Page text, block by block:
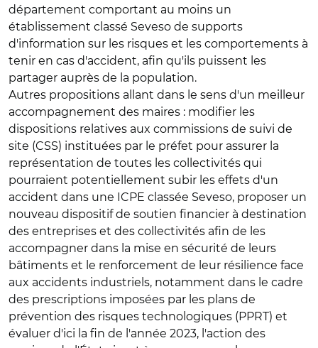
département comportant au moins un
établissement classé Seveso de supports
d'information sur les risques et les comportements à
tenir en cas d'accident, afin qu'ils puissent les
partager auprès de la population.
Autres propositions allant dans le sens d'un meilleur
accompagnement des maires : modifier les
dispositions relatives aux commissions de suivi de
site (CSS) instituées par le préfet pour assurer la
représentation de toutes les collectivités qui
pourraient potentiellement subir les effets d'un
accident dans une ICPE classée Seveso, proposer un
nouveau dispositif de soutien financier à destination
des entreprises et des collectivités afin de les
accompagner dans la mise en sécurité de leurs
bâtiments et le renforcement de leur résilience face
aux accidents industriels, notamment dans le cadre
des prescriptions imposées par les plans de
prévention des risques technologiques (PPRT) et
évaluer d'ici la fin de l'année 2023, l'action des